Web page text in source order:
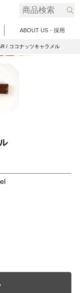
ABOUT US・採用
/ ココナッツキャラメル